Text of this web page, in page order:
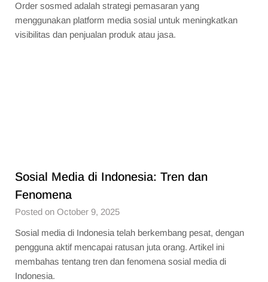
Order sosmed adalah strategi pemasaran yang
menggunakan platform media sosial untuk meningkatkan
visibilitas dan penjualan produk atau jasa.
Sosial Media di Indonesia: Tren dan
Fenomena
Posted on October 9, 2025
Sosial media di Indonesia telah berkembang pesat, dengan
pengguna aktif mencapai ratusan juta orang. Artikel ini
membahas tentang tren dan fenomena sosial media di
Indonesia.